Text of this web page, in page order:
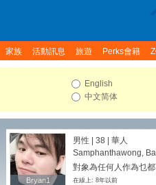
家族 活動訊息 旅遊 Perks會籍
English
中文简体
Bryan1
Bryan1
男性 | 38 | 華人
Samphanthawong,
對象為任何人作為乜
在線上: 8年以前